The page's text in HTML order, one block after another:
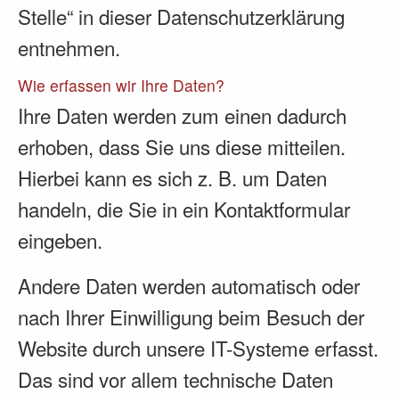
Stelle“ in dieser Datenschutzerklärung
entnehmen.
Wie erfassen wir Ihre Daten?
Ihre Daten werden zum einen dadurch
erhoben, dass Sie uns diese mitteilen.
Hierbei kann es sich z. B. um Daten
handeln, die Sie in ein Kontaktformular
eingeben.
Andere Daten werden automatisch oder
nach Ihrer Einwilligung beim Besuch der
Website durch unsere IT-Systeme erfasst.
Das sind vor allem technische Daten